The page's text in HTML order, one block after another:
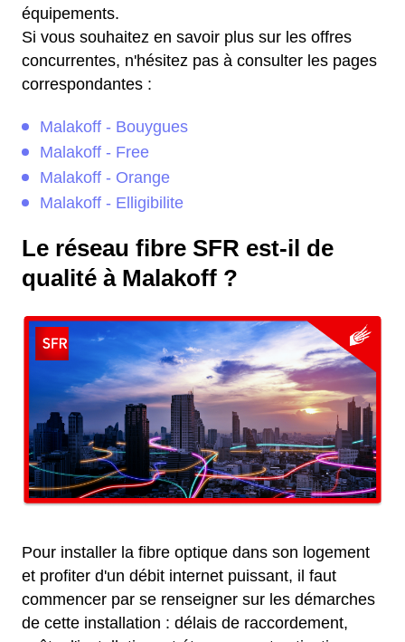
équipements.
Si vous souhaitez en savoir plus sur les offres
concurrentes, n'hésitez pas à consulter les pages
correspondantes :
Malakoff - Bouygues
Malakoff - Free
Malakoff - Orange
Malakoff - Elligibilite
Le réseau fibre SFR est-il de
qualité à Malakoff ?
Pour installer la fibre optique dans son logement
et profiter d'un débit internet puissant, il faut
commencer par se renseigner sur les démarches
de cette installation : délais de raccordement,